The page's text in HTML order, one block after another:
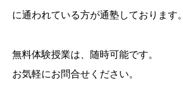
に通われている方が通塾しております。
無料体験授業は、随時可能です。
お気軽にお問合せください。